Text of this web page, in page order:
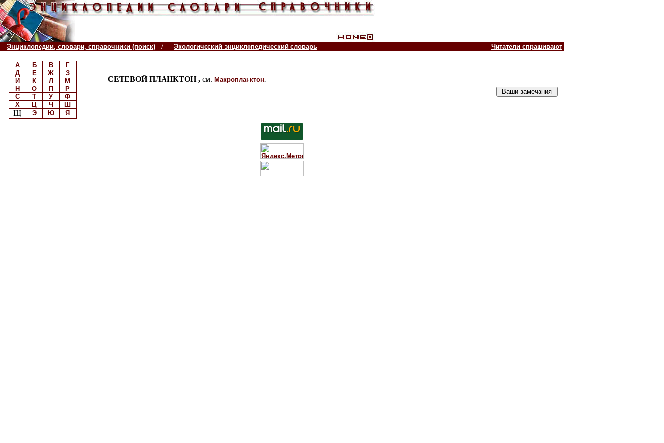
Энциклопедии, словари, справочники (поиск) / Экологический энциклопедический словарь Читатели спрашивают
А Б В
Г
Д
Е Ж
З
И
К Л
М
Н
О П
Р
С
Т У
Ф
Х
Ц Ч Ш
Щ Э Ю Я
СЕТЕВОЙ ПЛАНКТОН ,см.Макропланктон.